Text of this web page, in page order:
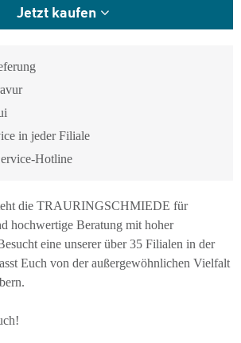
Jetzt kaufen
in jeder Filiale
Hotline
die TRAURINGSCHMIEDE für
hochwertige Beratung mit hoher
eine unserer über 35 Filialen in der
Euch von der außergewöhnlichen Vielfalt